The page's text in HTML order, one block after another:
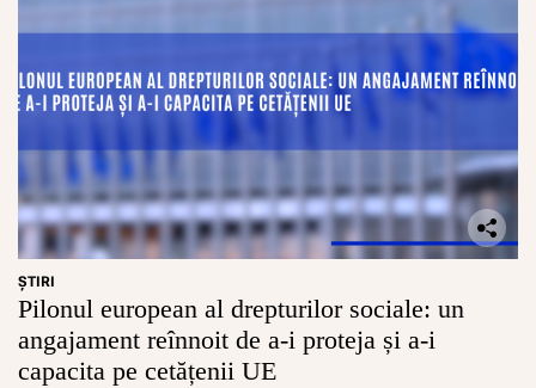
ŞTIRI
Pilonul european al drepturilor sociale: un
angajament reînnoit de a-i proteja și a-i
capacita pe cetățenii UE